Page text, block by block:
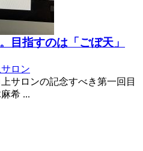
目指すのは「ごぼ天」
ロン
サロンの記念すべき第一回目
希 ...